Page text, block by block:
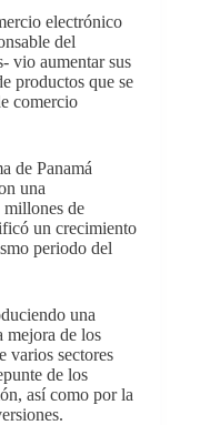
electrónico
del
vio aumentar sus
productos que se
comercio
de Panamá
una
millones de
un crecimiento
periodo del
una
mejora de los
varios sectores
de los
así como por la